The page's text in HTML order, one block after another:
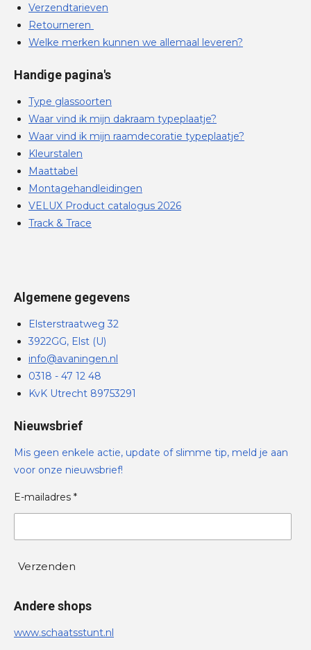
Verzendtarieven
Retourneren
Welke merken kunnen we allemaal leveren?
Handige pagina's
Type glassoorten
Waar vind ik mijn dakraam typeplaatje?
Waar vind ik mijn raamdecoratie typeplaatje?
Kleurstalen
Maattabel
Montagehandleidingen
VELUX Product catalogus 2026
Track & Trace
Algemene gegevens
Elsterstraatweg 32
3922GG, Elst (U)
info@avaningen.nl
0318 - 47 12 48
KvK Utrecht 89753291
Nieuwsbrief
Mis geen enkele actie, update of slimme tip, meld je aan
voor onze nieuwsbrief!
E-mailadres *
Verzenden
Andere shops
www.schaatsstunt.nl